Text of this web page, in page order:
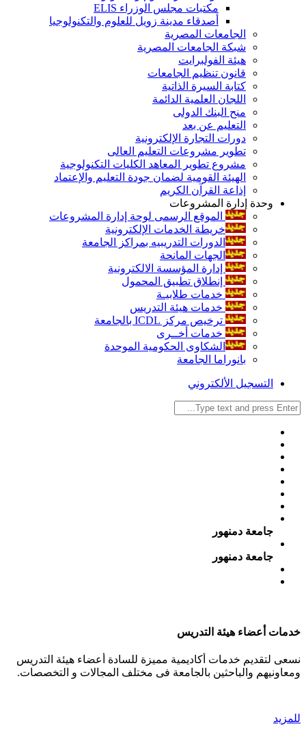
مكتبات مجلس الوزراء ELIS
أصدقاء مدينة زويل للعلوم والتكنولوجيا
الجامعات المصرية
شبكة الجامعات المصرية
هيئة الفولبرايت
قانون تنظيم الجامعات
كتابة السيرة الذاتية
اللجان العلمية الدائمة
منح البنك الدولى
التعليم عن بعد
دورات التجارة الإلكترونية
تطوير مشروعات التعليم العالى
مشروع تطوير المعاهد الكليات التكنولوجية
الهيئة القومية لضمان جودة التعليم والإعتماد
إذاعة القرآن الكريم
وحدة إدارة المشروعات
الموقع الرسمى لوحة إدارة المشروعات
خريطة الخدمات الإلكترونية
الدورات التدريبيه بمراكز الجامعة
الجهات المانحة
إدارة المؤسسة الالكترونية
إنطلاق تطبيق المحمول
خدمات طلابيـة
خدمات هيئة التدريس
ترخيص مركز ICDL بالجامعة
خدمات أخــرى
الشكاوى الحكومية الموحدة
بانوراما الجامعة
التسجيل الألكتروني
جامعة دمنهور
جامعة دمنهور
خدمات أعضاء هيئة التدريس
نسعى لتقديم خدمات أكاديمية مميزة للسادة أعضاء هيئة التدريس
ومعاونيهم والباحثين بالجامعة فى مختلف المجالات و التخصصات.
للمزيد